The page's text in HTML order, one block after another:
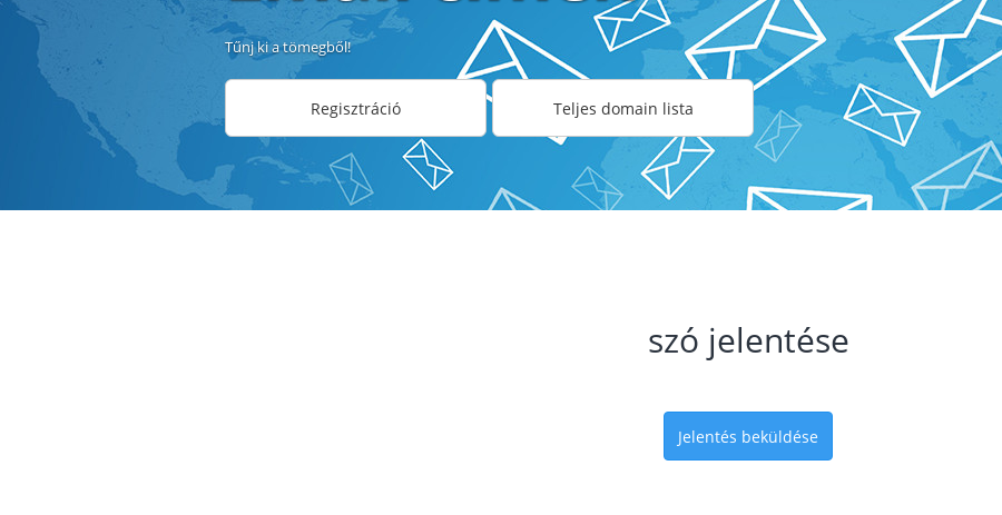
Tűnj ki a tömegből!
Regisztráció Teljes domain lista
szó jelentése
Jelentés beküldése